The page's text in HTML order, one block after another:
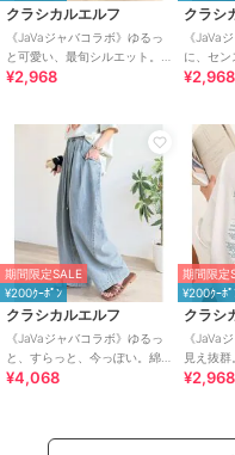
クラシカルエルフ
《JaVaジャバコラボ》ゆるっ
と可愛い、最旬シルエット。
バレルレッグワイドカーブデ
¥2,968
クラシ
《JaVa
に、セ
100% カ
¥2,968
期間限定SALE
¥200ｸｰﾎﾟﾝ
クラシカルエルフ
《JaVaジャバコラボ》ゆるっ
と、すらっと、今っぽい。綿
100% ビッグポケットデニムイ
¥4,068
期間限定
¥200ｸｰﾎ
クラシ
《JaVa
見え抜
ゆったり
¥2,968